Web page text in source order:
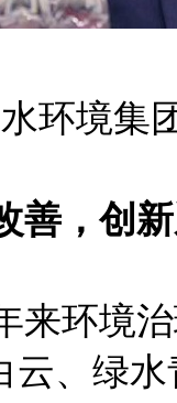
环境集
善，创
环境
云、绿